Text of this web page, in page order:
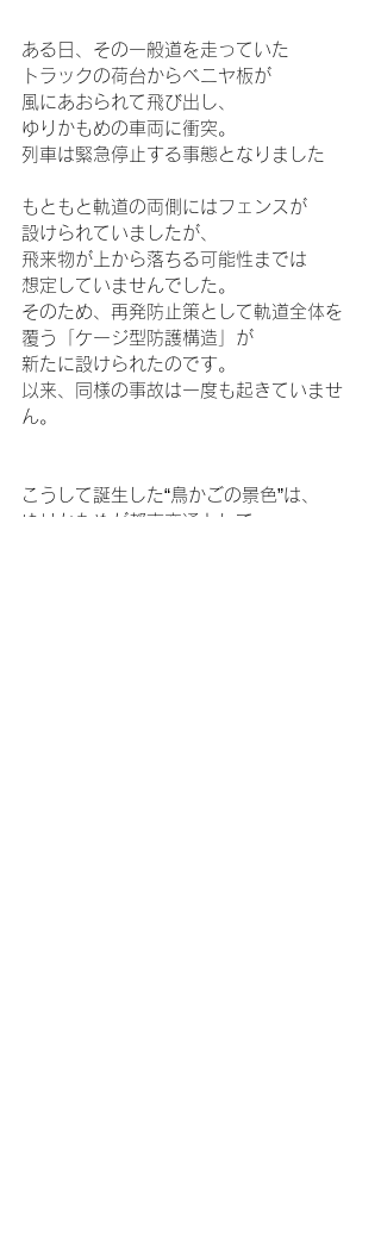
ある日、その一般道を走っていた
トラックの荷台からベニヤ板が
風にあおられて飛び出し、
ゆりかもめの車両に衝突。
列車は緊急停止する事態となりました
もともと軌道の両側にはフェンスが
設けられていましたが、
飛来物が上から落ちる可能性までは
想定していませんでした。
そのため、再発防止策として軌道全体を
覆う「ケージ型防護構造」が
新たに設けられたのです。
以来、同様の事故は一度も起きていませ
ん。
こうして誕生した“鳥かごの景色”は、
ゆりかもめが都市交通として